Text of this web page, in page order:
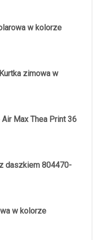
w kolorze
zimowa w
Max Thea Print 36
daszkiem 804470-
w kolorze